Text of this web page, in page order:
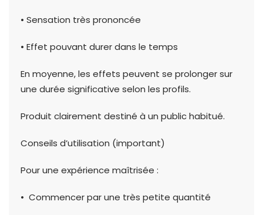
• Sensation très prononcée
• Effet pouvant durer dans le temps
En moyenne, les effets peuvent se prolonger sur
une durée significative selon les profils.
Produit clairement destiné à un public habitué.
Conseils d’utilisation (important)
Pour une expérience maîtrisée :
• Commencer par une très petite quantité